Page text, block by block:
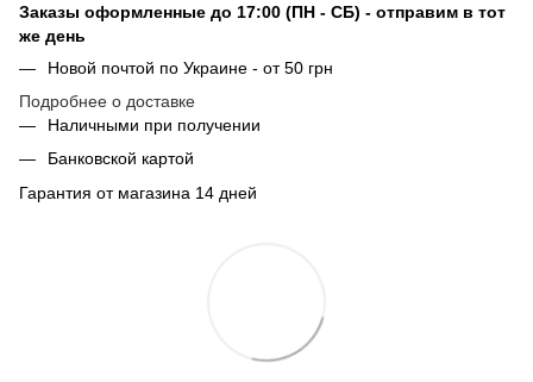
Заказы оформленные до 17:00 (ПН - СБ) - отправим в тот
же день
Новой почтой по Украине - от 50 грн
Подробнее о доставке
Наличными при получении
Банковской картой
Гарантия от магазина 14 дней